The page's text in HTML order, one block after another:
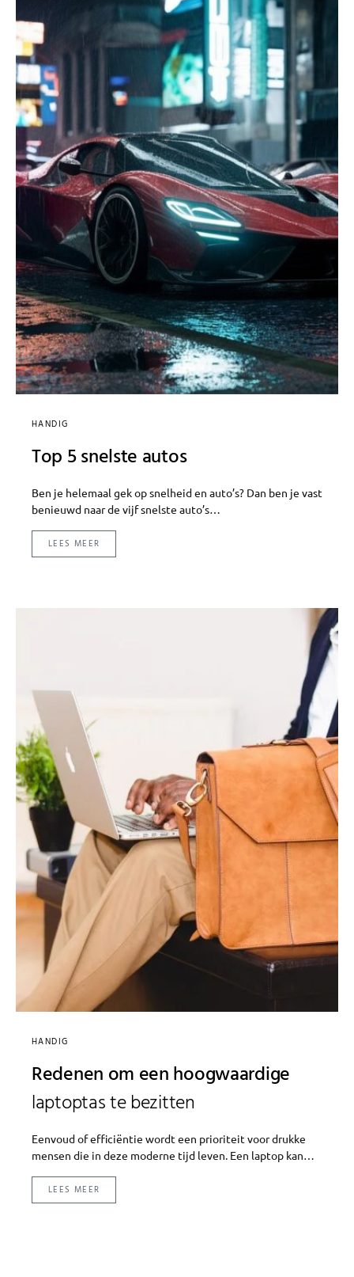
HANDIG
Top 5 snelste autos
Ben je helemaal gek op snelheid en auto’s? Dan ben je vast
benieuwd naar de vijf snelste auto’s…
LEES MEER
HANDIG
Redenen om een hoogwaardige
laptoptas te bezitten
Eenvoud of efficiëntie wordt een prioriteit voor drukke
mensen die in deze moderne tijd leven. Een laptop kan…
LEES MEER